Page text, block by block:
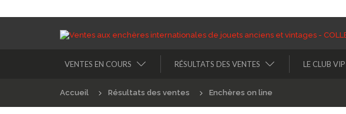
VENTES EN COURS RÉSULTATS DES VENTES LE CLUB VIP
Accueil Résultats des ventes Enchères on line